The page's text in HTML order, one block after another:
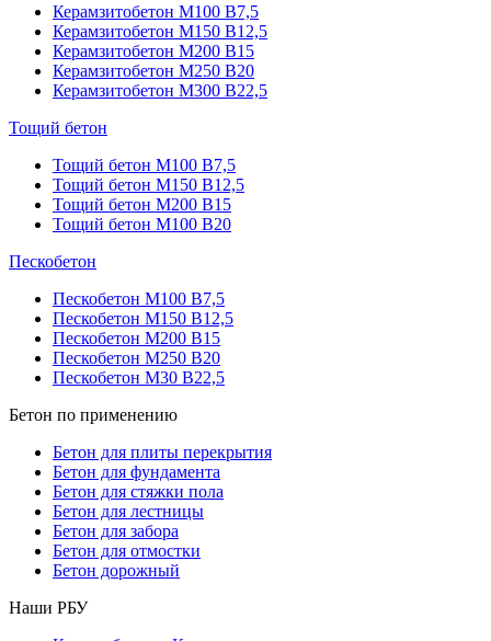
Керамзитобетон М100 В7,5
Керамзитобетон М150 В12,5
Керамзитобетон М200 В15
Керамзитобетон М250 В20
Керамзитобетон М300 В22,5
Тощий бетон
Тощий бетон М100 В7,5
Тощий бетон М150 В12,5
Тощий бетон М200 В15
Тощий бетон М100 В20
Пескобетон
Пескобетон М100 В7,5
Пескобетон М150 В12,5
Пескобетон М200 В15
Пескобетон М250 В20
Пескобетон М30 В22,5
Бетон по применению
Бетон для плиты перекрытия
Бетон для фундамента
Бетон для стяжки пола
Бетон для лестницы
Бетон для забора
Бетон для отмостки
Бетон дорожный
Наши РБУ